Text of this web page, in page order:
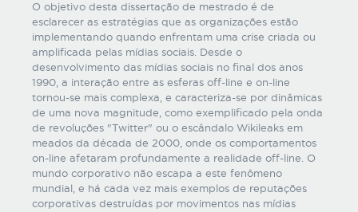
O objetivo desta dissertação de mestrado é de
esclarecer as estratégias que as organizações estão
implementando quando enfrentam uma crise criada ou
amplificada pelas mídias sociais. Desde o
desenvolvimento das mídias sociais no final dos anos
1990, a interação entre as esferas off-line e on-line
tornou-se mais complexa, e caracteriza-se por dinâmicas
de uma nova magnitude, como exemplificado pela onda
de revoluções "Twitter" ou o escândalo Wikileaks em
meados da década de 2000, onde os comportamentos
on-line afetaram profundamente a realidade off-line. O
mundo corporativo não escapa a este fenômeno
mundial, e há cada vez mais exemplos de reputações
corporativas destruídas por movimentos nas mídias